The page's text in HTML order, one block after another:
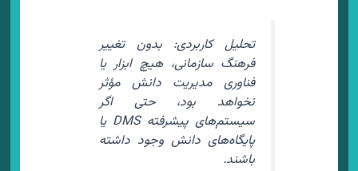
تحلیل کاربردی: بدون تغییر
فرهنگ سازمانی، هیچ ابزار یا
فناوری مدیریت دانش مؤثر
نخواهد بود، حتی اگر
سیستم‌های پیشرفته DMS یا
پایگاه‌های دانش وجود داشته
باشند.